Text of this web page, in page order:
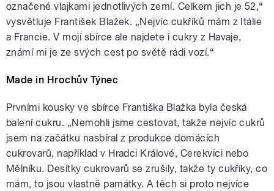
označené vlajkami jednotlivých zemí. Celkem jich je 52,“
vysvětluje František Blažek. „Nejvíc cukříků mám z Itálie
a Francie. V mojí sbírce ale najdete i cukry z Havaje,
známí mi je ze svých cest po světě rádi vozí.“
Made in Hrochův Týnec
Prvními kousky ve sbírce Františka Blažka byla česká
balení cukru. „Nemohli jsme cestovat, takže nejvíc cukrů
jsem na začátku nasbíral z produkce domácích
cukrovarů, například v Hradci Králové, Cerekvici nebo
Mělníku. Desítky cukrovarů se zrušily, takže ty cukříky, co
mám, to jsou vlastně památky. A těch si proto nejvíce